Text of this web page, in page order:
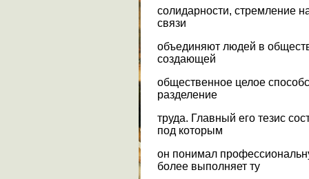
солидарности, стремление
связи
объединяют людей в
создающей
общественное целое
разделение
труда. Главный его тезис
под которым
он понимал
более выполняет ту